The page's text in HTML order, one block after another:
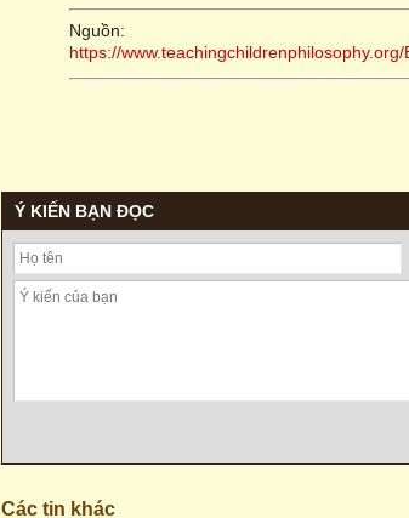
Nguồn:
https://
Ý KIẾN BẠN ĐỌC
Các tin khác